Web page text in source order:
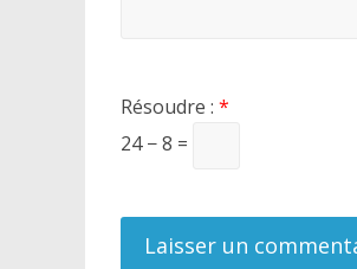
Résoudre : *
24 − 8 =